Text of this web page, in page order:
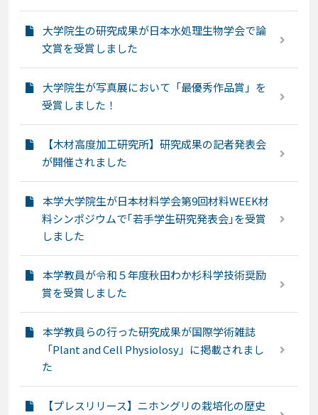
大学院生の研究成果が日本水処理生物学会で論
文賞を受賞しました
大学院生が写真展において「最優秀作品賞」を
受賞しました！
【木材高度加工研究所】研究成果の記者発表会
が開催されました
本学大学院生が日本材料学会第9回材料WEEK材
料シンポジウムで｢若手学生研究発表会｣を受賞
しました
本学教員が令和５年度秋田わか杉科学技術奨励
賞を受賞しました
本学教員らの行った研究成果が国際学術雑誌
「Plant and Cell Physiolosy」に掲載されまし
た
【プレスリリース】ニホングリの栽培化の歴史